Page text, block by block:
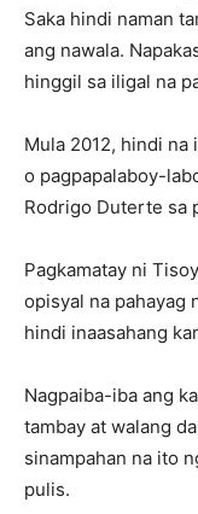
Saka hindi naman
ang nawala.
hinggil sa iligal na
Mula 2012, hindi
o pagpapalaboy-
Rodrigo Duterte sa
Pagkamatay ni
opisyal na pahayag
hindi inaasahang
Nagpaiba-iba ang
tambay at walang
sinampahan na ito
pulis.